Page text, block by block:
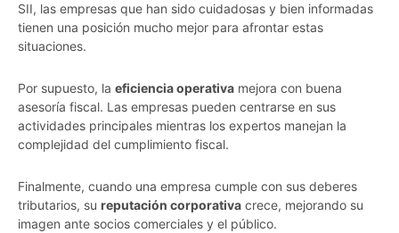
SII, las empresas que han sido cuidadosas y bien informadas
tienen una posición mucho mejor para afrontar estas
situaciones.
Por supuesto, la eficiencia operativa mejora con buena
asesoría fiscal. Las empresas pueden centrarse en sus
actividades principales mientras los expertos manejan la
complejidad del cumplimiento fiscal.
Finalmente, cuando una empresa cumple con sus deberes
tributarios, su reputación corporativa crece, mejorando su
imagen ante socios comerciales y el público.